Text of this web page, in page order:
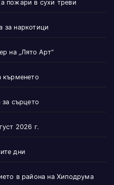
пожари в сухи треви
за наркотици
на „Лято Арт“
кърменето
за сърцето
2026 г.
дни
в района на Хиподрума